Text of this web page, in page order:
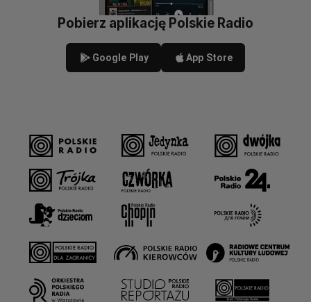
Pobierz aplikację Polskie Radio
Google Play App Store